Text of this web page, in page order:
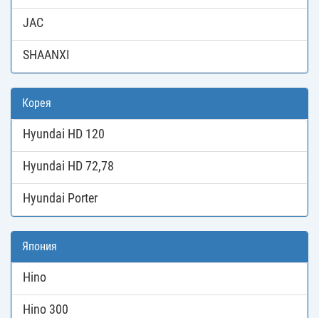
JAC
SHAANXI
Корея
Hyundai HD 120
Hyundai HD 72,78
Hyundai Porter
Япония
Hino
Hino 300